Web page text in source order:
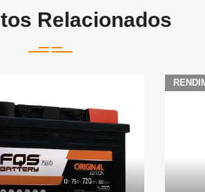
Relacionados